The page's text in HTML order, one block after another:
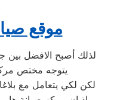
موقع
لذلك أصبح الافضل بين
يتوجه مختص
لكن لكي يتعامل مع